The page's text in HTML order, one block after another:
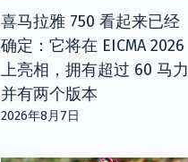
喜马拉雅 750 看起来已经
确定：它将在 EICMA 2026
上亮相，拥有超过 60 马力
并有两个版本
2026年8月7日